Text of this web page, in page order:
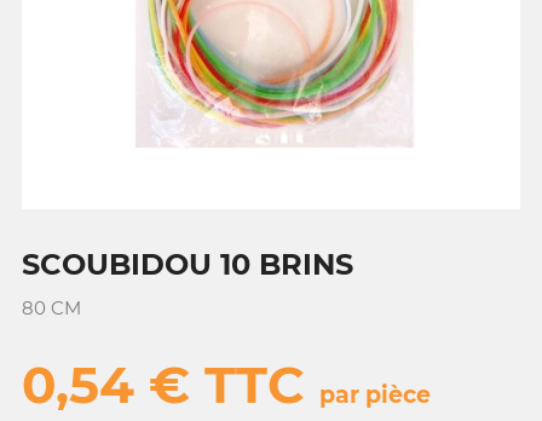
SCOUBIDOU 10 BRINS
80 CM
0,54 € TTC par pièce